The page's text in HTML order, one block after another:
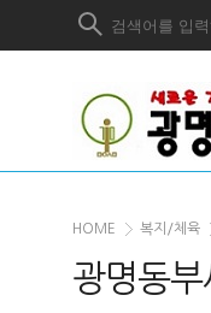
HOME 복지/체육
광명동